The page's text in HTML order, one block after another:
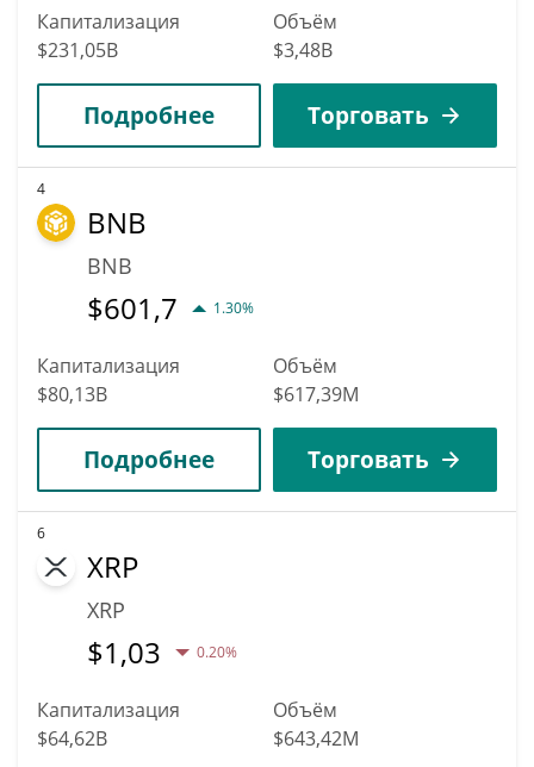
Капитализация
$231,05B
Объём
$3,48B
Подробнее Торговать
4
BNB
BNB
$601,7 1.30%
Капитализация
$80,13B
Объём
$617,39M
Подробнее Торговать
6
XRP
XRP
$1,03 0.20%
Капитализация
$64,62B
Объём
$643,42M